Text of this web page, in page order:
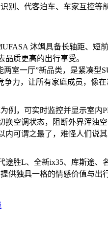
、代客泊车、车家互控等
沐飒具备长轴距、
质更高的出行享受。
室一厅”新品类，是紧凑
力，让所有家庭成员，像
例，可实时监控并显示室
空调状态，阻断外界浑
可谓之最了，难怪人们说其
途胜L、全新ix35、库斯途
供独具一格的情感价值与出